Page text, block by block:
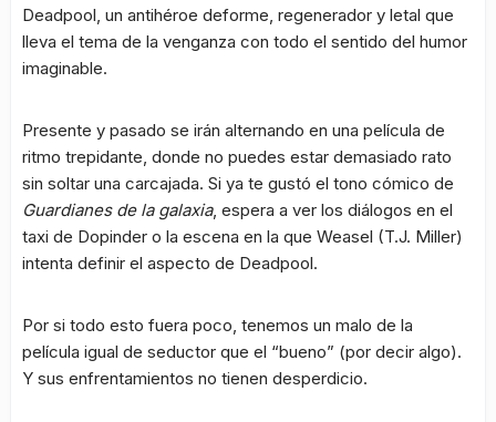
Deadpool, un antihéroe deforme, regenerador y letal que
lleva el tema de la venganza con todo el sentido del humor
imaginable.
Presente y pasado se irán alternando en una película de
ritmo trepidante, donde no puedes estar demasiado rato
sin soltar una carcajada. Si ya te gustó el tono cómico de
Guardianes de la galaxia, espera a ver los diálogos en el
taxi de Dopinder o la escena en la que Weasel (T.J. Miller)
intenta definir el aspecto de Deadpool.
Por si todo esto fuera poco, tenemos un malo de la
película igual de seductor que el “bueno” (por decir algo).
Y sus enfrentamientos no tienen desperdicio.